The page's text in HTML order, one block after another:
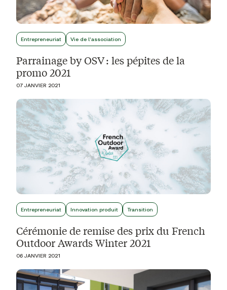
Entrepreneuriat Vie de l'association
Parrainage by OSV : les pépites de la
promo 2021
07 JANVIER 2021
Entrepreneuriat Innovation produit Transition
Cérémonie de remise des prix du French
Outdoor Awards Winter 2021
06 JANVIER 2021